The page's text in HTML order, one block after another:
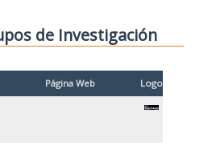
de Investigación
Página Web
Logo